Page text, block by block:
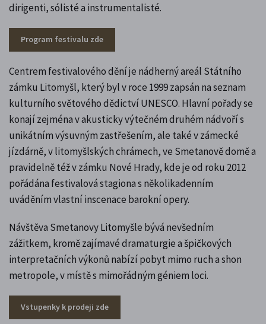
dirigenti, sólisté a instrumentalisté.
Program festivalu zde
Centrem festivalového dění je nádherný areál Státního
zámku Litomyšl, který byl v roce 1999 zapsán na seznam
kulturního světového dědictví UNESCO. Hlavní pořady se
konají zejména v akusticky výtečném druhém nádvoří s
unikátním výsuvným zastřešením, ale také v zámecké
jízdárně, v litomyšlských chrámech, ve Smetanově domě a
pravidelně též v zámku Nové Hrady, kde je od roku 2012
pořádána festivalová stagiona s několikadenním
uváděním vlastní inscenace barokní opery.
Návštěva Smetanovy Litomyšle bývá nevšedním
zážitkem, kromě zajímavé dramaturgie a špičkových
interpretačních výkonů nabízí pobyt mimo ruch a shon
metropole, v místě s mimořádným géniem loci.
Vstupenky k prodeji zde